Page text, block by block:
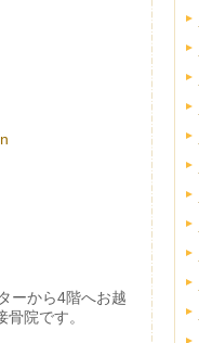
ーから4階へお越
院です。